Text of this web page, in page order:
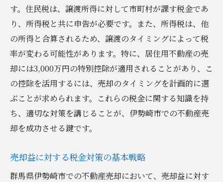
す。住民税は、譲渡所得に対して市町村が課す税金であ
り、所得税と共に申告が必要です。また、所得税は、他
の所得と合算されるため、譲渡のタイミングによって税
率が変わる可能性があります。特に、居住用不動産の売
却には3,000万円の特別控除が適用されることがあり、こ
の控除を活用するには、売却のタイミングを計画的に選
ぶことが求められます。これらの税金に関する知識を持
ち、適切な対策を講じることが、伊勢崎市での不動産売
却を成功させる鍵です。
売却益に対する税金対策の基本戦略
群馬県伊勢崎市での不動産売却において、売却益に対す